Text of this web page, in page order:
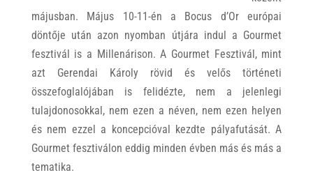
májusban. Május 10-11-én a Bocus d’Or európai
döntője után azon nyomban útjára indul a Gourmet
fesztivál is a Millenárison. A Gourmet Fesztivál, mint
azt Gerendai Károly rövid és velős történeti
összefoglalójában is felidézte, nem a jelenlegi
tulajdonosokkal, nem ezen a néven, nem ezen helyen
és nem ezzel a koncepcióval kezdte pályafutását. A
Gourmet fesztiválon eddig minden évben más és más a
tematika.